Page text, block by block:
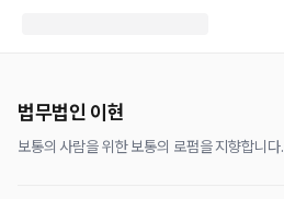
법무법인 이현
보통의 사람을 위한 보통의 로펌을 지향합니다.